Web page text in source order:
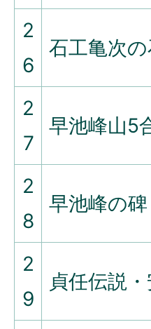
2
6
石工亀次
2
7
早池峰山5
2
8
早池峰の碑
2
9
貞任伝説